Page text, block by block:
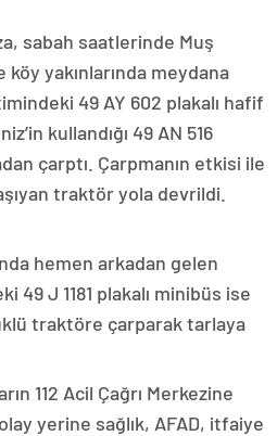
sabah saatlerinde Muş
yakınlarında meydana
49 AY 602 plakalı hafif
kullandığı 49 AN 516
çarptı. Çarpmanın etkisi ile
traktör yola devrildi.
hemen arkadan gelen
49 J 1181 plakalı minibüs ise
traktöre çarparak tarlaya
112 Acil Çağrı Merkezine
yerine sağlık, AFAD, itfaiye